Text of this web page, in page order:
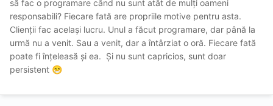
să fac o programare când nu sunt atât de mulți oameni
responsabili? Fiecare fată are propriile motive pentru asta.
Clienții fac același lucru. Unul a făcut programare, dar până la
urmă nu a venit. Sau a venit, dar a întârziat o oră. Fiecare fată
poate fi înțeleasă și ea. Și nu sunt capricios, sunt doar
persistent 😁